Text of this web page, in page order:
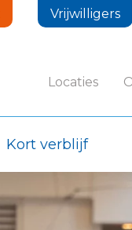
Vrijwilligers
Locaties
Kort verblijf